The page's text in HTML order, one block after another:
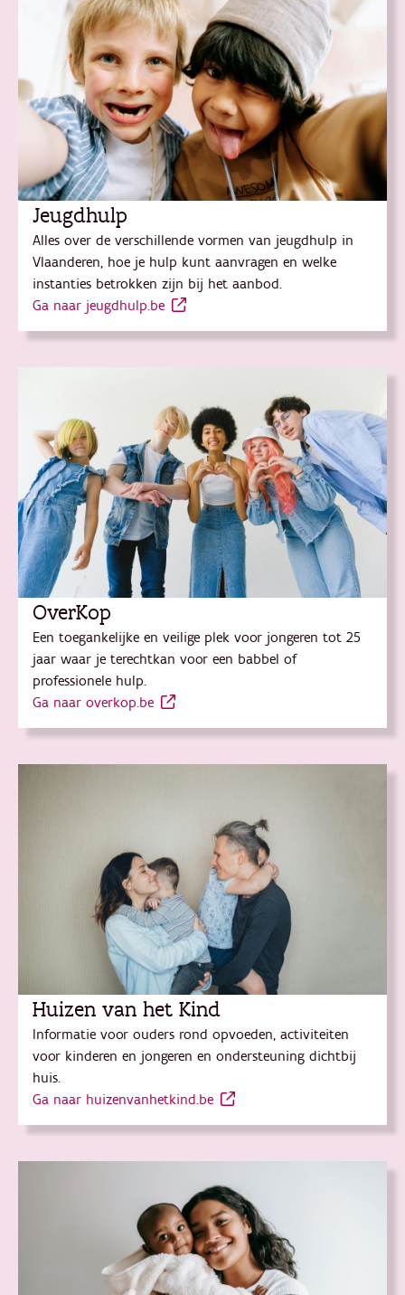
Jeugdhulp
Alles over de verschillende vormen van jeugdhulp in
Vlaanderen, hoe je hulp kunt aanvragen en welke
instanties betrokken zijn bij het aanbod.
Ga naar jeugdhulp.be
OverKop
Een toegankelijke en veilige plek voor jongeren tot 25
jaar waar je terechtkan voor een babbel of
professionele hulp.
Ga naar overkop.be
Huizen van het Kind
Informatie voor ouders rond opvoeden, activiteiten
voor kinderen en jongeren en ondersteuning dichtbij
huis.
Ga naar huizenvanhetkind.be